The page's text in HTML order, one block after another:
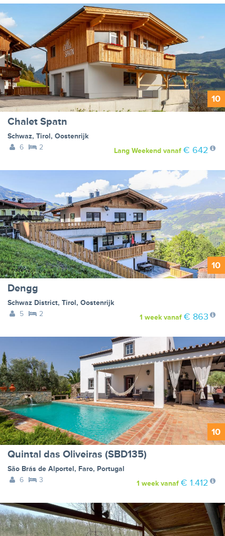
10
Chalet Spatn
Schwaz, Tirol, Oostenrijk
6
2 Lang Weekendvanaf € 642
10
Dengg
Schwaz District, Tirol, Oostenrijk
5
2 1 weekvanaf € 863
10
Quintal das Oliveiras (SBD135)
São Brás de Alportel, Faro, Portugal
6
3 1 weekvanaf € 1.412